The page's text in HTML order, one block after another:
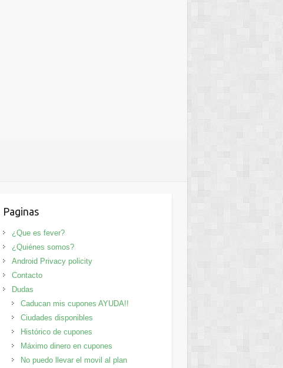
Paginas
¿Que es fever?
¿Quiénes somos?
Android Privacy policity
Contacto
Dudas
Caducan mis cupones AYUDA!!
Ciudades disponibles
Histórico de cupones
Máximo dinero en cupones
No puedo llevar el movil al plan